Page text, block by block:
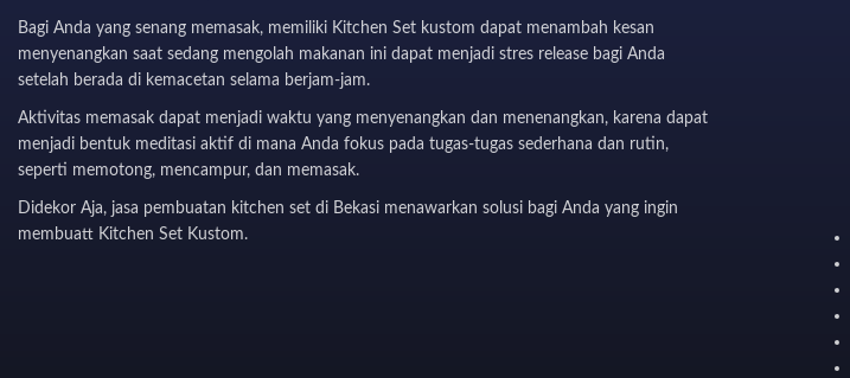
Bagi Anda yang senang memasak, memiliki Kitchen Set kustom dapat menambah kesan
menyenangkan saat sedang mengolah makanan ini dapat menjadi stres release bagi Anda
setelah berada di kemacetan selama berjam-jam.
Aktivitas memasak dapat menjadi waktu yang menyenangkan dan menenangkan, karena dapat
menjadi bentuk meditasi aktif di mana Anda fokus pada tugas-tugas sederhana dan rutin,
seperti memotong, mencampur, dan memasak.
Didekor Aja, jasa pembuatan kitchen set di Bekasi menawarkan solusi bagi Anda yang ingin
membuatt Kitchen Set Kustom.